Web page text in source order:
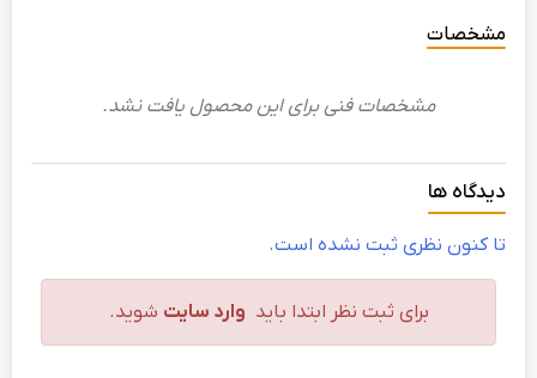
مشخصات
مشخصات فنی برای این محصول یافت نشد.
دیدگاه ها
تا کنون نظری ثبت نشده است.
برای ثبت نظر ابتدا باید وارد سایت شوید.